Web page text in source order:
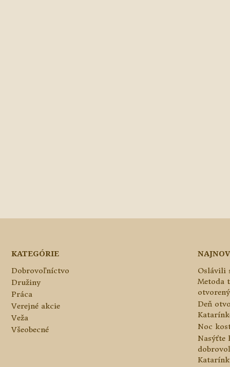
KATEGÓRIE
Dobrovoľníctvo
Družiny
Práca
Verejné akcie
Veža
Všeobecné
Oslávili
Metoda
Deň
Noc
Nasýťte